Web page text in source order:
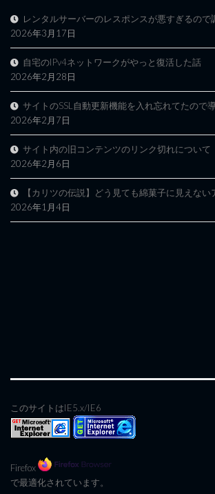
レンタルサーバーのレスポンスが悪すぎるので
2026年3月17日
自宅のIPv4ネットワークがやっと復活した話
2026年2月28日
サイトのSSL自動更新機能を入れ忘れてたので
2026年2月7日
サイト内の旧コンテンツのリンク切れについて
2026年2月6日
【カリツの伝説】どう見ても綿菓子に見えない
2026年1月4日
このサイトはIE5.x/IE6
Firefox
で最適化されています。